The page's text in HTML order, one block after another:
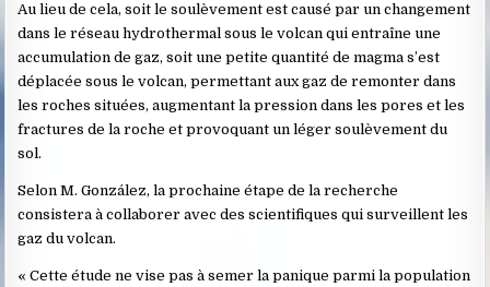
Au lieu de cela, soit le soulèvement est causé par un changement
dans le réseau hydrothermal sous le volcan qui entraîne une
accumulation de gaz, soit une petite quantité de magma s’est
déplacée sous le volcan, permettant aux gaz de remonter dans
les roches situées, augmentant la pression dans les pores et les
fractures de la roche et provoquant un léger soulèvement du
sol.
Selon M. González, la prochaine étape de la recherche
consistera à collaborer avec des scientifiques qui surveillent les
gaz du volcan.
« Cette étude ne vise pas à semer la panique parmi la population